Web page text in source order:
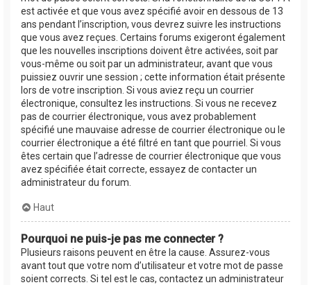
est activée et que vous avez spécifié avoir en dessous de 13
ans pendant l’inscription, vous devrez suivre les instructions
que vous avez reçues. Certains forums exigeront également
que les nouvelles inscriptions doivent être activées, soit par
vous-même ou soit par un administrateur, avant que vous
puissiez ouvrir une session ; cette information était présente
lors de votre inscription. Si vous aviez reçu un courrier
électronique, consultez les instructions. Si vous ne recevez
pas de courrier électronique, vous avez probablement
spécifié une mauvaise adresse de courrier électronique ou le
courrier électronique a été filtré en tant que pourriel. Si vous
êtes certain que l’adresse de courrier électronique que vous
avez spécifiée était correcte, essayez de contacter un
administrateur du forum.
Haut
Pourquoi ne puis-je pas me connecter ?
Plusieurs raisons peuvent en être la cause. Assurez-vous
avant tout que votre nom d’utilisateur et votre mot de passe
soient corrects. Si tel est le cas, contactez un administrateur